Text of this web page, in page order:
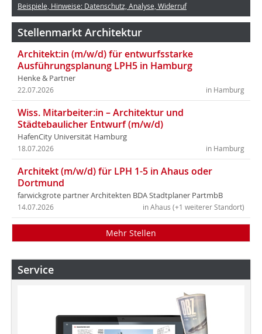
Beispiele, Hinweise: Datenschutz, Analyse, Widerruf
Stellenmarkt Architektur
Architekt:in (m/w/d) für entwurfsstarke
Ausführungsplanung LPH5 in Hamburg
Henke & Partner
in Hamburg
22.07.2026
Wiss. Mitarbeiter:in – Architektur und
Städtebaulicher Entwurf (m/w/d)
HafenCity Universität Hamburg
in Hamburg
18.07.2026
Architekt (m/w/d) für LPH 1-5 in Ahaus oder
Dortmund
farwickgrote partner Architekten BDA Stadtplaner PartmbB
in Ahaus (+1 weiterer Standort)
14.07.2026
Mehr Stellen
Service